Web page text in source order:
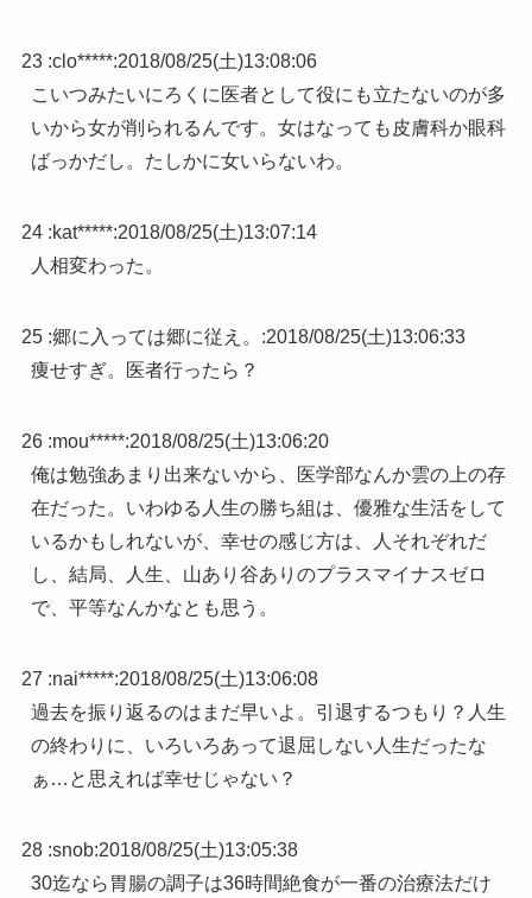
23 :clo*****:2018/08/25(土)13:08:06
こいつみたいにろくに医者として役にも立たないのが多
いから女が削られるんです。女はなっても皮膚科か眼科
ばっかだし。たしかに女いらないわ。
24 :kat*****:2018/08/25(土)13:07:14
人相変わった。
25 :郷に入っては郷に従え。 :2018/08/25(土)13:06:33
痩せすぎ。医者行ったら？
26 :mou*****:2018/08/25(土)13:06:20
俺は勉強あまり出来ないから、医学部なんか雲の上の存
在だった。いわゆる人生の勝ち組は、優雅な生活をして
いるかもしれないが、幸せの感じ方は、人それぞれだ
し、結局、人生、山あり谷ありのプラスマイナスゼロ
で、平等なんかなとも思う。
27 :nai*****:2018/08/25(土)13:06:08
過去を振り返るのはまだ早いよ。引退するつもり？人生
の終わりに、いろいろあって退屈しない人生だったな
ぁ…と思えれば幸せじゃない？
28 :snob:2018/08/25(土)13:05:38
30迄なら胃腸の調子は36時間絶食が一番の治療法だけ